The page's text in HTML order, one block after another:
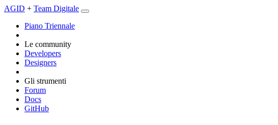
AGID + Team Digitale
Piano Triennale
Le community
Developers
Designers
Gli strumenti
Forum
Docs
GitHub